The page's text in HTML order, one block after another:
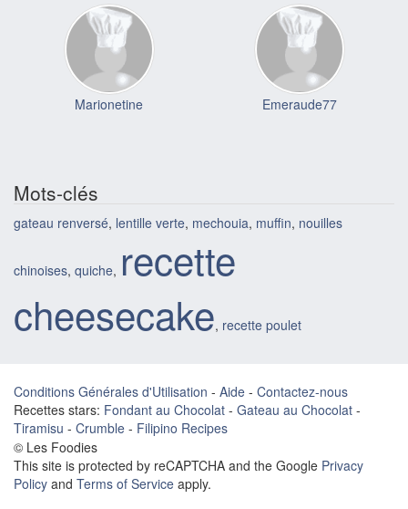
Marionetine Emeraude77
Mots-clés
gateau renversé, lentille verte, mechouia, muffin, nouilles
chinoises, quiche, recette
cheesecake, recette poulet
Conditions Générales d'Utilisation - Aide - Contactez-nous
Recettes stars: Fondant au Chocolat - Gateau au Chocolat -
Tiramisu - Crumble - Filipino Recipes
© Les Foodies
This site is protected by reCAPTCHA and the Google Privacy
Policy and Terms of Service apply.